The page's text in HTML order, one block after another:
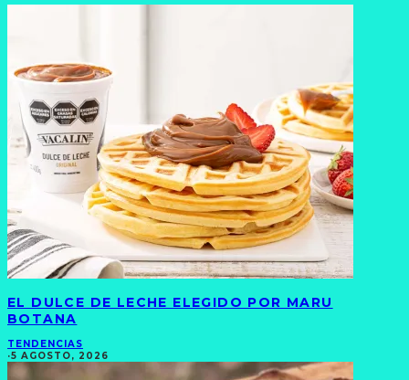
EL DULCE DE LECHE ELEGIDO POR MARU
BOTANA
TENDENCIAS
·5 AGOSTO, 2026